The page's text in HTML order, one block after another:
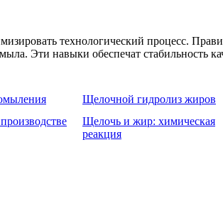
технологический процесс.
Эти навыки обеспечат стабильность
Щелочной гидролиз жиров
Щелочь и жир: химическая
реакция